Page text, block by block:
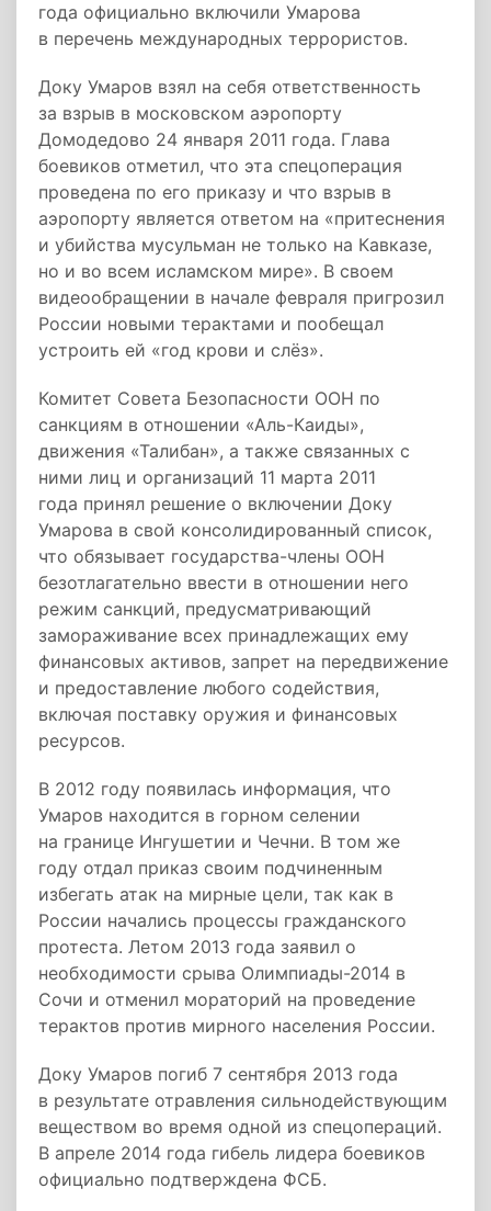
года официально включили Умарова
в перечень международных террористов.
Доку Умаров взял на себя ответственность
за взрыв в московском аэропорту
Домодедово 24 января 2011 года. Глава
боевиков отметил, что эта спецоперация
проведена по его приказу и что взрыв в
аэропорту является ответом на «притеснения
и убийства мусульман не только на Кавказе,
но и во всем исламском мире». В своем
видеообращении в начале февраля пригрозил
России новыми терактами и пообещал
устроить ей «год крови и слёз».
Комитет Совета Безопасности ООН по
санкциям в отношении «Аль-Каиды»,
движения «Талибан», а также связанных с
ними лиц и организаций 11 марта 2011
года принял решение о включении Доку
Умарова в свой консолидированный список,
что обязывает государства-члены ООН
безотлагательно ввести в отношении него
режим санкций, предусматривающий
замораживание всех принадлежащих ему
финансовых активов, запрет на передвижение
и предоставление любого содействия,
включая поставку оружия и финансовых
ресурсов.
В 2012 году появилась информация, что
Умаров находится в горном селении
на границе Ингушетии и Чечни. В том же
году отдал приказ своим подчиненным
избегать атак на мирные цели, так как в
России начались процессы гражданского
протеста. Летом 2013 года заявил о
необходимости срыва Олимпиады-2014 в
Сочи и отменил мораторий на проведение
терактов против мирного населения России.
Доку Умаров погиб 7 сентября 2013 года
в результате отравления сильнодействующим
веществом во время одной из спецопераций.
В апреле 2014 года гибель лидера боевиков
официально подтверждена ФСБ.